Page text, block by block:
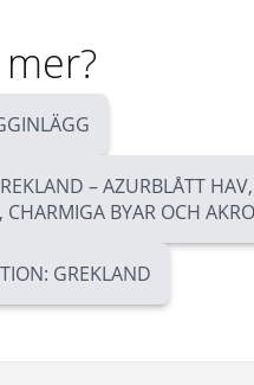
– AZURBLÅTT
CHARMIGA BYAR OCH
GREKLAND